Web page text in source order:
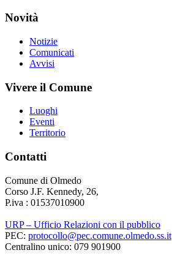
Novità
Notizie
Comunicati
Avvisi
Vivere il Comune
Luoghi
Eventi
Territorio
Contatti
Comune di Olmedo
Corso J.F. Kennedy, 26,
P.iva : 01537010900
URP – Ufficio Relazioni con il pubblico
PEC: protocollo@pec.comune.olmedo.ss.it
Centralino unico: 079 901900